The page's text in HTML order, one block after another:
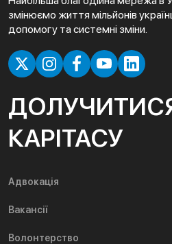
змінюємо життя мільйонів
допомогу та системні зміни.
КАРІТАСУ
Адвокація
Вакансії
Волонтерство